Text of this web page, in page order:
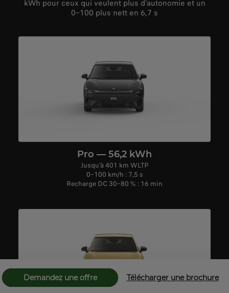
Demandez une offre Télécharger une brochure
kWh pour ceux qui veulent plus d’autonomie et un
0–100 plus nett en 6,7 s
Pro — 56,2 kWh
Jusqu’à 401 km WLTP
0–100 km/h : 7,5 s
Recharge DC 30–80 % : 16 min